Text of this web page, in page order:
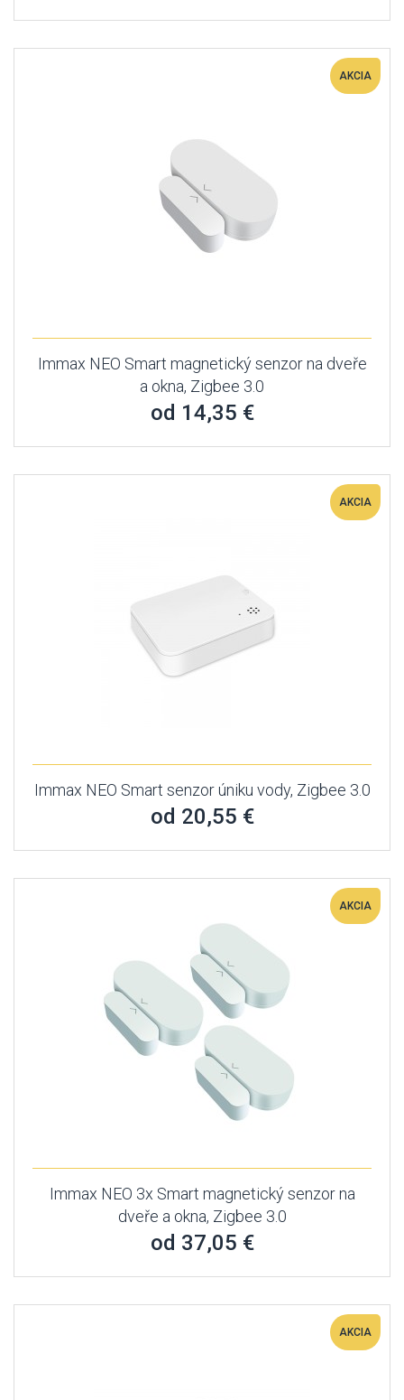
AKCIA
Immax NEO Smart magnetický senzor na dveře
a okna, Zigbee 3.0
od 14,35 €
AKCIA
Immax NEO Smart senzor úniku vody, Zigbee 3.0
od 20,55 €
AKCIA
Immax NEO 3x Smart magnetický senzor na
dveře a okna, Zigbee 3.0
od 37,05 €
AKCIA